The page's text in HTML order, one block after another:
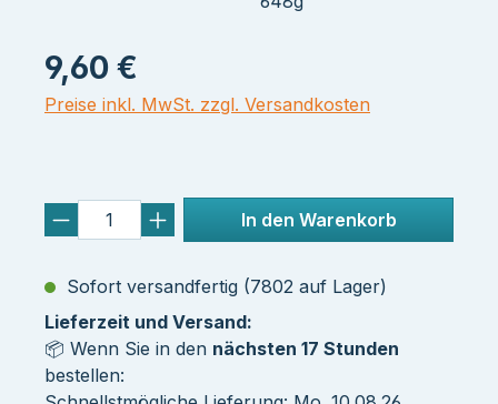
9,60 €
Preise inkl. MwSt. zzgl. Versandkosten
In den Warenkorb
Sofort versandfertig (7802 auf Lager)
Lieferzeit und Versand:
📦 Wenn Sie in den nächsten 17 Stunden
bestellen: